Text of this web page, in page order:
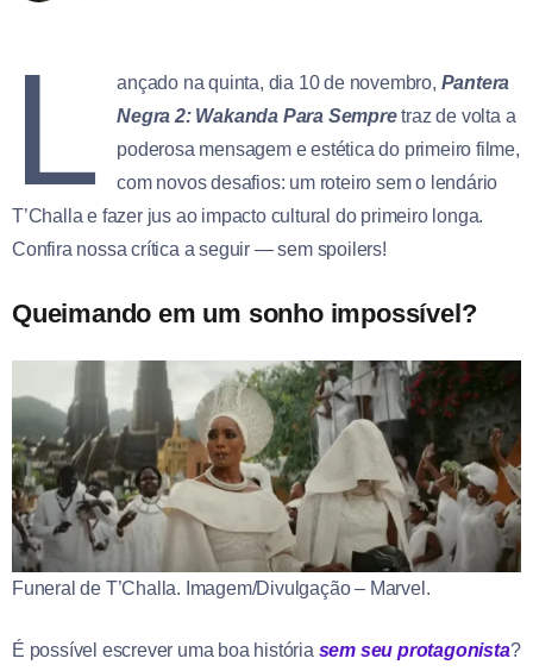
L ançado na quinta, dia 10 de novembro, Pantera
Negra 2: Wakanda Para Sempretraz de volta a
poderosa mensagem e estética do primeiro filme,
com novos desafios: um roteiro sem o lendário
T’Challa e fazer jus ao impacto cultural do primeiro longa.
Confira nossa crítica a seguir — sem spoilers!
Queimando em um sonho impossível?
Funeral de T’Challa. Imagem/Divulgação – Marvel.
É possível escrever uma boa história sem seu protagonista?